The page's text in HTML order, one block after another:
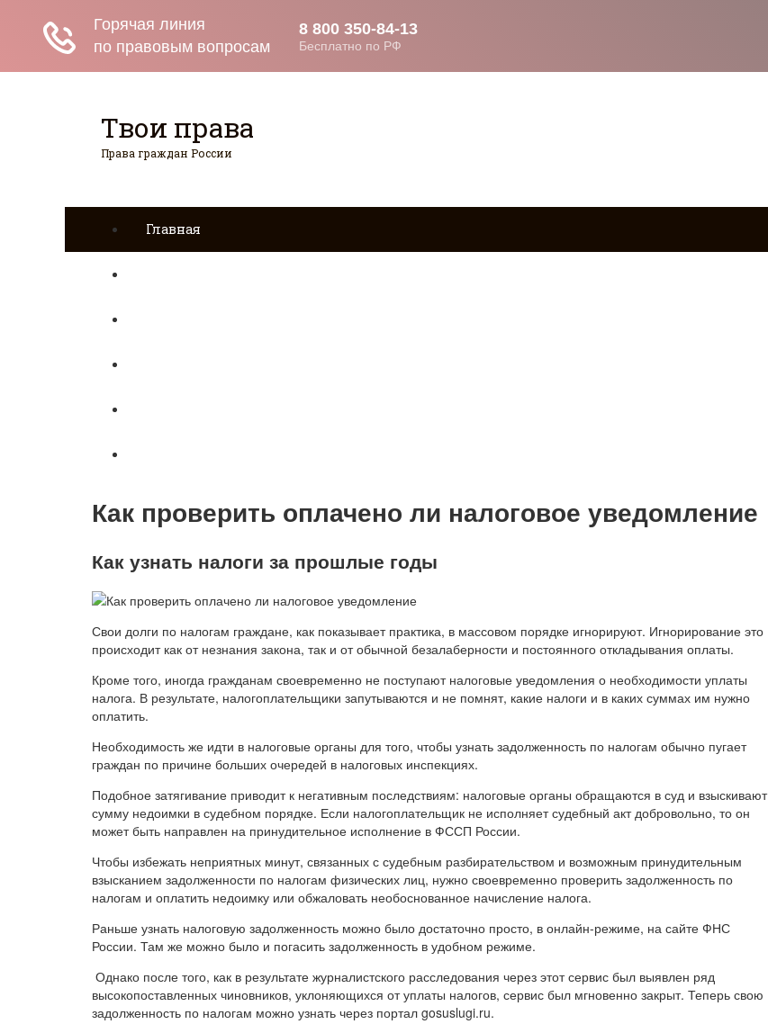
Твои права
Права граждан России
Главная
Как проверить оплачено ли налоговое уведомление
Как узнать налоги за прошлые годы
Свои долги по налогам граждане, как показывает практика, в массовом порядке игнорируют. Игнорирование это
происходит как от незнания закона, так и от обычной безалаберности и постоянного откладывания оплаты.
Кроме того, иногда гражданам своевременно не поступают налоговые уведомления о необходимости уплаты
налога. В результате, налогоплательщики запутываются и не помнят, какие налоги и в каких суммах им нужно
оплатить.
Необходимость же идти в налоговые органы для того, чтобы узнать задолженность по налогам обычно пугает
граждан по причине больших очередей в налоговых инспекциях.
Подобное затягивание приводит к негативным последствиям: налоговые органы обращаются в суд и взыскивают
сумму недоимки в судебном порядке. Если налогоплательщик не исполняет судебный акт добровольно, то он
может быть направлен на принудительное исполнение в ФССП России.
Чтобы избежать неприятных минут, связанных с судебным разбирательством и возможным принудительным
взысканием задолженности по налогам физических лиц, нужно своевременно проверить задолженность по
налогам и оплатить недоимку или обжаловать необоснованное начисление налога.
Раньше узнать налоговую задолженность можно было достаточно просто, в онлайн-режиме, на сайте ФНС
России. Там же можно было и погасить задолженность в удобном режиме.
Однако после того, как в результате журналистского расследования через этот сервис был выявлен ряд
высокопоставленных чиновников, уклоняющихся от уплаты налогов, сервис был мгновенно закрыт. Теперь свою
задолженность по налогам можно узнать через портал gosuslugi.ru.